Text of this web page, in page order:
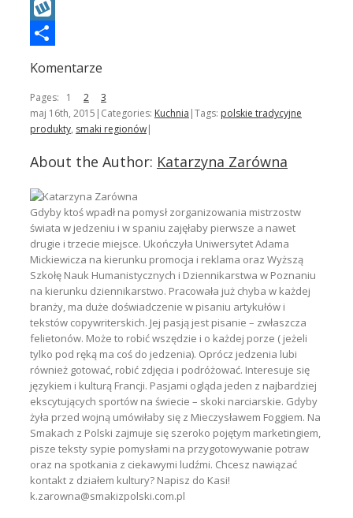
Wykop
Komentarze
Pages: 1 2
3
maj 16th, 2015 | Categories: Kuchnia |Tags: polskie tradycyjne
produkty, smaki regionów|
About the Author: Katarzyna Zarówna
Gdyby ktoś wpadł na pomysł zorganizowania mistrzostw
świata w jedzeniu i w spaniu zajęłaby pierwsze a nawet
drugie i trzecie miejsce. Ukończyła Uniwersytet Adama
Mickiewicza na kierunku promocja i reklama oraz Wyższą
Szkołę Nauk Humanistycznych i Dziennikarstwa w Poznaniu
na kierunku dziennikarstwo. Pracowała już chyba w każdej
branży, ma duże doświadczenie w pisaniu artykułów i
tekstów copywriterskich. Jej pasją jest pisanie – zwłaszcza
felietonów. Może to robić wszędzie i o każdej porze ( jeżeli
tylko pod ręką ma coś do jedzenia). Oprócz jedzenia lubi
również gotować, robić zdjęcia i podróżować. Interesuje się
językiem i kulturą Francji. Pasjami ogląda jeden z najbardziej
ekscytujących sportów na świecie – skoki narciarskie. Gdyby
żyła przed wojną umówiłaby się z Mieczysławem Foggiem. Na
Smakach z Polski zajmuje się szeroko pojętym marketingiem,
pisze teksty sypie pomysłami na przygotowywanie potraw
oraz na spotkania z ciekawymi ludźmi. Chcesz nawiązać
kontakt z działem kultury? Napisz do Kasi!
k.zarowna@smakizpolski.com.pl